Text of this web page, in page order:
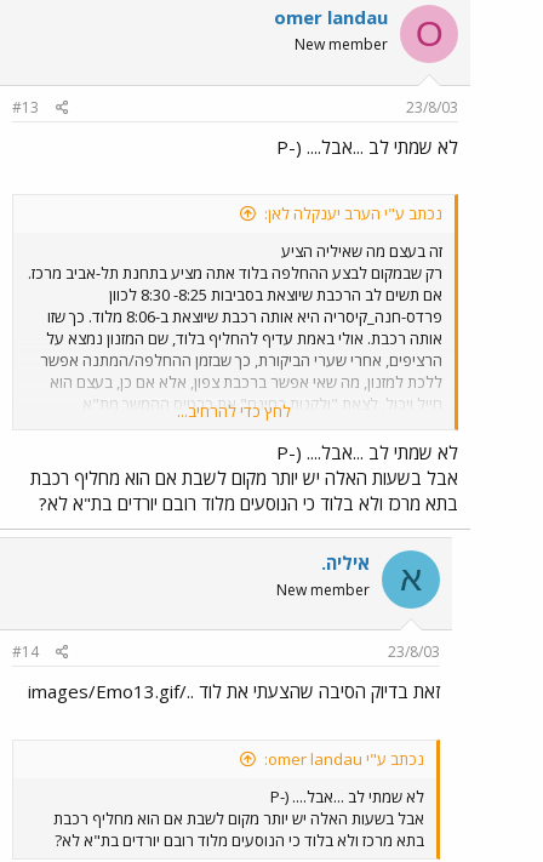
O
omer landau
New member
23/8/03
#13
לא שמתי לב ...אבל.... (-P
נכתב ע"י הערב יענקלה לאן:
זה בעצם מה שאיליה הציע
רק שבמקום לבצע ההחלפה בלוד אתה מציע בתחנת תל-אביב מרכז.
אם תשים לב הרכבת שיוצאת בסביבות 8:25- 8:30 לכוון
פרדס-חנה_קיסריה היא אותה רכבת שיוצאת ב-8:06 מלוד. כך שזו
אותה רכבת. אולי באמת עדיף להחליף בלוד, שם המזנון נמצא על
הרציפים, אחרי שערי הביקורת, כך שבזמן ההחלפה/המתנה אפשר
ללכת למזנון, מה שאי אפשר ברכבת צפון, אלא אם כן, בעצם הוא
חייל ויכול, לצאת "ולקנות בחינם" את כרטיס ההמשך מת"א
לחץ כדי להרחיב...
לא שמתי לב ...אבל.... (-P
אבל בשעות האלה יש יותר מקום לשבת אם הוא מחליף רכבת
בתא מרכז ולא בלוד כי הנוסעים מלוד רובם יורדים בת"א לא?
א איליה.
New member
23/8/03
#14
זאת בדיוק הסיבה שהצעתי את לוד ../images/Emo13.gif
נכתב ע"י omer landau:
לא שמתי לב ...אבל.... (-P
אבל בשעות האלה יש יותר מקום לשבת אם הוא מחליף רכבת
בתא מרכז ולא בלוד כי הנוסעים מלוד רובם יורדים בת"א לא?